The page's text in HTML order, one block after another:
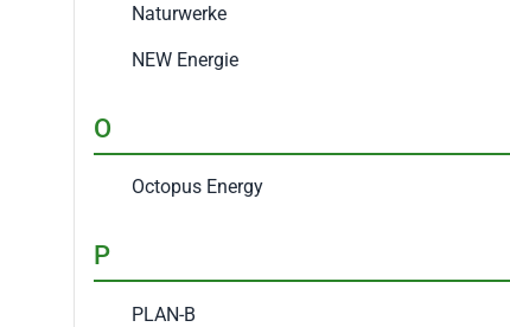
Naturwerke
NEW Energie
O
Octopus Energy
P
PLAN-B